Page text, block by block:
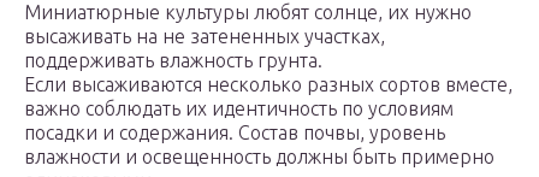
Миниатюрные культуры любят солнце, их нужно
высаживать на не затененных участках,
поддерживать влажность грунта.
Если высаживаются несколько разных сортов вместе,
важно соблюдать их идентичность по условиям
посадки и содержания. Состав почвы, уровень
влажности и освещенность должны быть примерно